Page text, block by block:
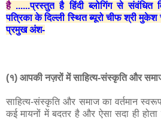
है ......प्रस्तुत है हिंदी ब्लोगिंग से संवंधित
पत्रिका के दिल्ली स्थित ब्यूरो चीफ श्री
प्रमुख अंश-
(१) आपकी नज़रों में साहित्य-संस्कृति और समाज
साहित्‍य-संस्‍कृति और समाज का वर्तमान
कई मायनों में बदतर है और ऐसा सदा ही